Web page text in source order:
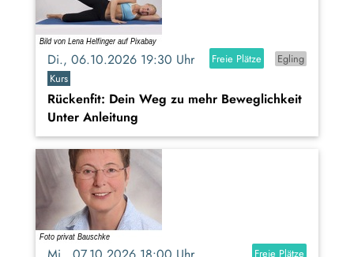
Di., 06.10.2026 19:30 Uhr Freie Plätze
Egling
Kurs
Rückenfit: Dein Weg zu mehr Beweglichkeit
Unter Anleitung
Freie Plätze